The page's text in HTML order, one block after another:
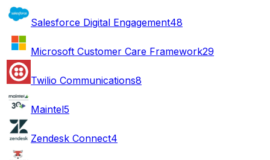
Salesforce Digital Engagement48
Microsoft Customer Care Framework29
Twilio Communications8
Maintel5
Zendesk Connect4